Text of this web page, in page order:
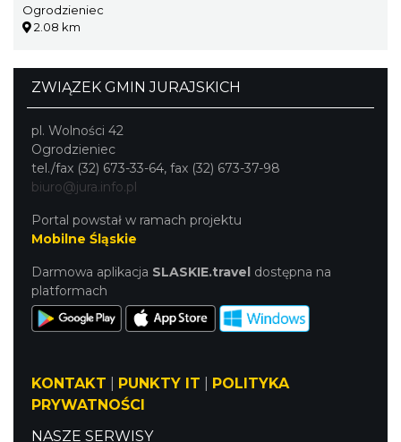
Ogrodzieniec
2.08 km
ZWIĄZEK GMIN JURAJSKICH
pl. Wolności 42
Ogrodzieniec
tel./fax (32) 673-33-64, fax (32) 673-37-98
biuro@jura.info.pl
Portal powstał w ramach projektu
Mobilne Śląskie
Darmowa aplikacja SLASKIE.travel dostępna na
platformach
KONTAKT PUNKTY IT
POLITYKA
PRYWATNOŚCI
NASZE SERWISY